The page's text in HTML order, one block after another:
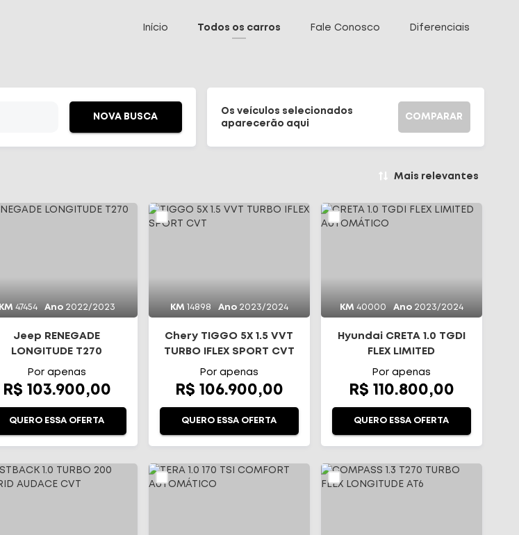
Início Todos os carros Fale Conosco Diferenciais
NOVA BUSCA
Os veículos selecionados
aparecerão aqui
COMPARAR
Mais relevantes
KM 47454 Ano 2022/2023
Jeep RENEGADE
LONGITUDE T270
Por apenas
R$ 103.900,00
QUERO ESSA OFERTA
KM 14898 Ano 2023/2024
Chery TIGGO 5X 1.5 VVT
TURBO IFLEX SPORT CVT
Por apenas
R$ 106.900,00
QUERO ESSA OFERTA
KM 40000 Ano 2023/2024
Hyundai CRETA 1.0 TGDI
FLEX LIMITED
AUTOMÁTICO
Por apenas
R$ 110.800,00
QUERO ESSA OFERTA